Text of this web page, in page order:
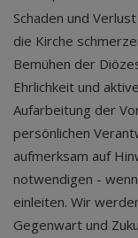
Schaden und
die Kirche
Bemühen der
Ehrlichkeit und
Aufarbeitung der
persönlichen
aufmerksam auf
notwendigen -
einleiten. Wir
Gegenwart und